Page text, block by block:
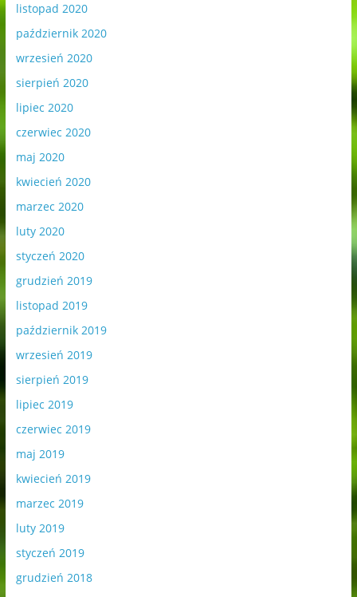
listopad 2020
październik 2020
wrzesień 2020
sierpień 2020
lipiec 2020
czerwiec 2020
maj 2020
kwiecień 2020
marzec 2020
luty 2020
styczeń 2020
grudzień 2019
listopad 2019
październik 2019
wrzesień 2019
sierpień 2019
lipiec 2019
czerwiec 2019
maj 2019
kwiecień 2019
marzec 2019
luty 2019
styczeń 2019
grudzień 2018